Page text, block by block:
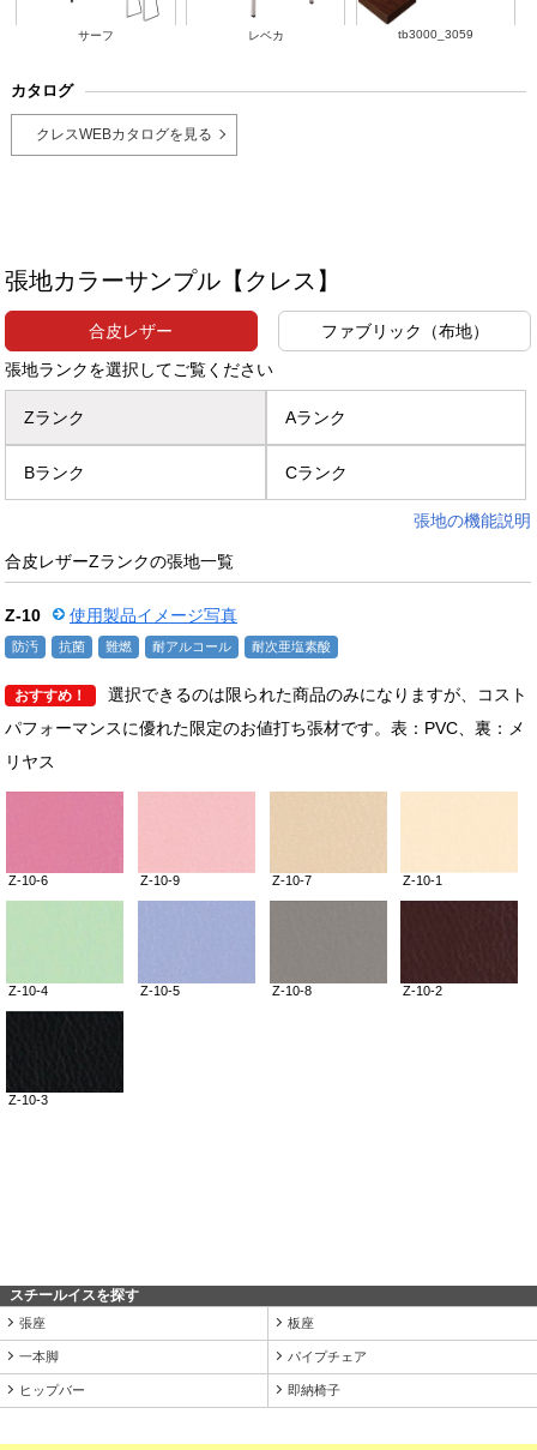
サーフ レベカ tb3000_3059
カタログ
クレスWEBカタログを見る
スチールイスを探す
張座 板座
一本脚 パイプチェア
ヒップバー 即納椅子